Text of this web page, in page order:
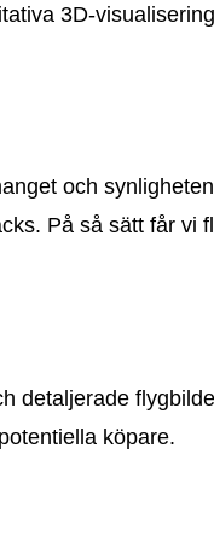
3D-
och
På så sätt får vi
detaljerade
köpare.